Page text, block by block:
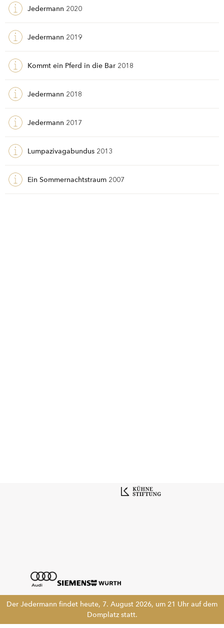
Jedermann 2020
Jedermann 2019
Kommt ein Pferd in die Bar 2018
Jedermann 2018
Jedermann 2017
Lumpazivagabundus 2013
Ein Sommernachtstraum 2007
Der Jedermann findet heute, 7. August 2026, um 21 Uhr auf dem
Domplatz statt.